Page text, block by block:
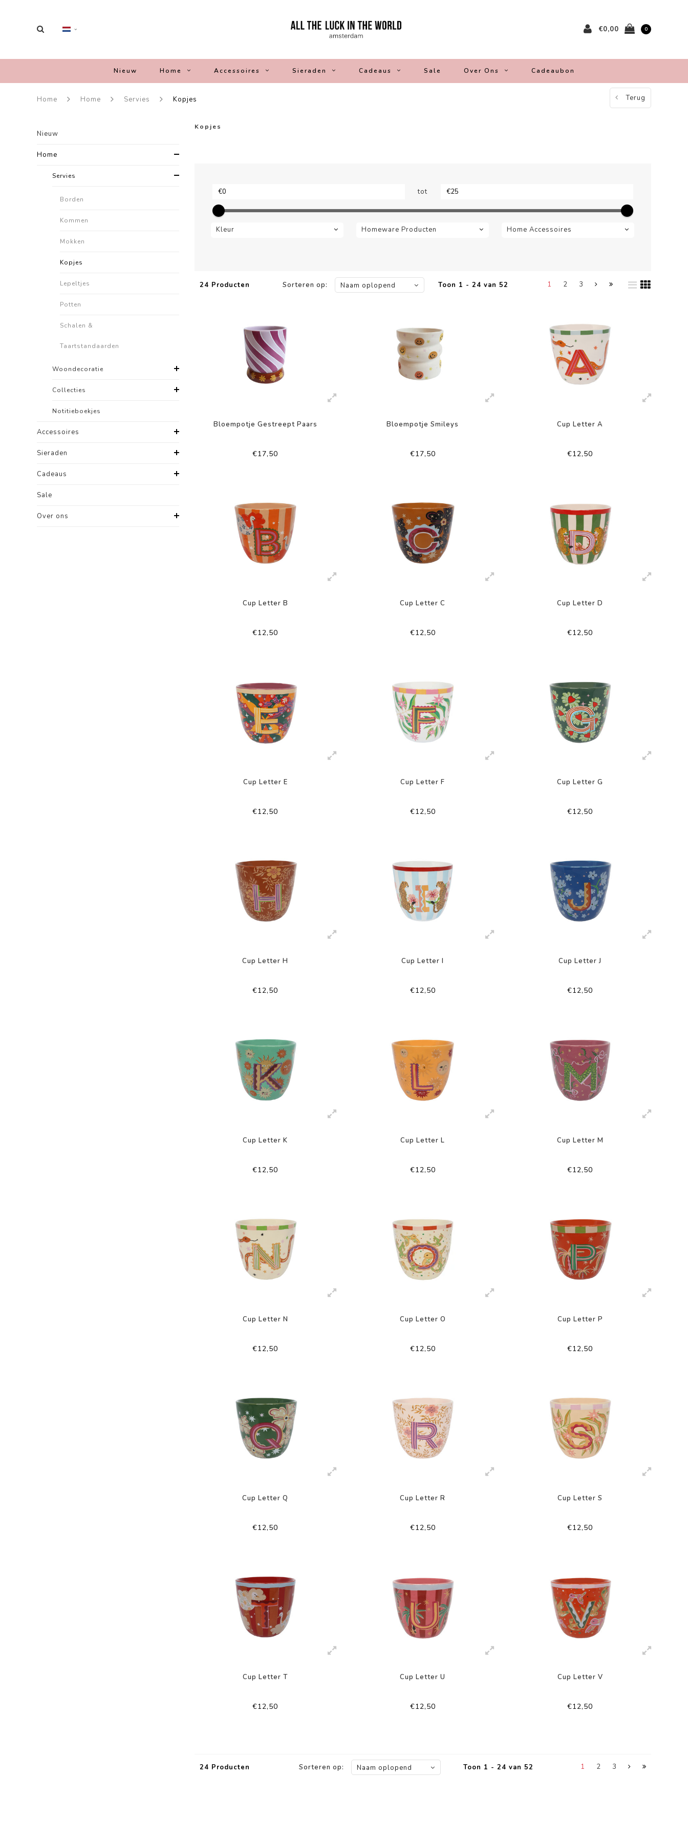
€0,00 0
Nieuw Home Accessoires Sieraden Cadeaus Sale Over Ons Cadeaubon
Home Home Servies Kopjes Terug
Nieuw
Home
Servies
Borden
Kommen
Mokken
Kopjes
Lepeltjes
Potten
Schalen &
Taartstandaarden
Woondecoratie
Collecties
Notitieboekjes
Accessoires
Sieraden
Cadeaus
Sale
Over ons
Kopjes
tot
Kleur Homeware Producten Home Accessoires
24 Producten Sorteren op: Naam oplopend Toon 1 - 24 van 52 1 2 3
Bloempotje Gestreept Paars
€17,50
Bloempotje Smileys
€17,50
Cup Letter A
€12,50
Cup Letter B
€12,50
Cup Letter C
€12,50
Cup Letter D
€12,50
Cup Letter E
€12,50
Cup Letter F
€12,50
Cup Letter G
€12,50
Cup Letter H
€12,50
Cup Letter I
€12,50
Cup Letter J
€12,50
Cup Letter K
€12,50
Cup Letter L
€12,50
Cup Letter M
€12,50
Cup Letter N
€12,50
Cup Letter O
€12,50
Cup Letter P
€12,50
Cup Letter Q
€12,50
Cup Letter R
€12,50
Cup Letter S
€12,50
Cup Letter T
€12,50
Cup Letter U
€12,50
Cup Letter V
€12,50
24 Producten Sorteren op: Naam oplopend Toon 1 - 24 van 52 1 2 3